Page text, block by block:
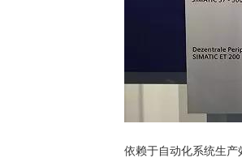
依赖于自动化系统生产